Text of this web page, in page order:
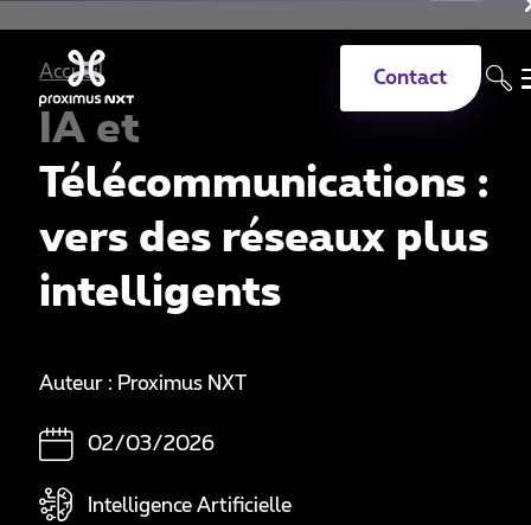
Contact
Accueil
IA et
Télécommunications :
vers des réseaux plus
intelligents
Auteur : Proximus NXT
02/03/2026
Intelligence Artificielle